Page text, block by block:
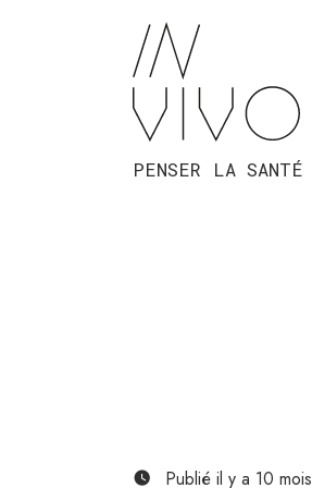
PENSER LA SANTÉ
Publié il y a 10 mois